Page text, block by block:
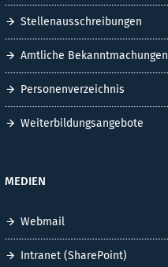
Stellenausschreibungen
Amtliche Bekanntmachungen
Personenverzeichnis
Weiterbildungsangebote
MEDIEN
Webmail
Intranet (SharePoint)